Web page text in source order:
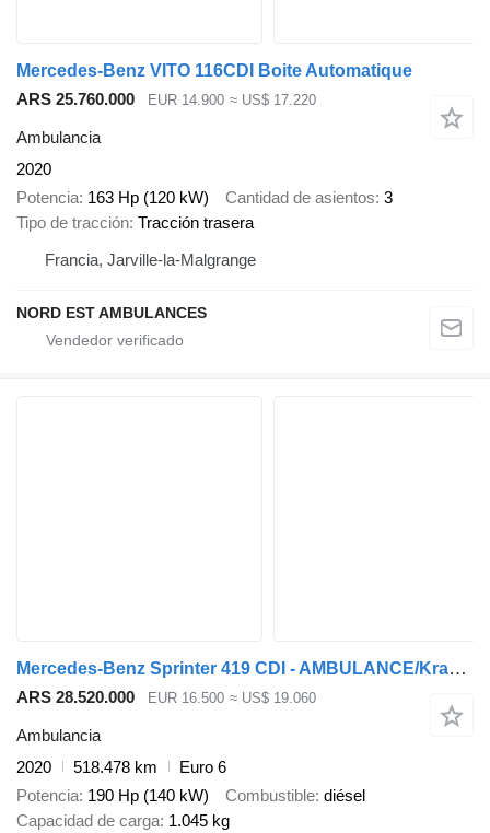
Mercedes-Benz VITO 116CDI Boite Automatique
ARS 25.760.000
EUR 14.900 ≈ US$ 17.220
Ambulancia
2020
Potencia 163 Hp (120 kW) Cantidad de asientos 3
Tipo de tracción Tracción trasera
Francia, Jarville-la-Malgrange
NORD EST AMBULANCES
Mercedes-Benz Sprinter 419 CDI - AMBULANCE/Krankenwagen
ARS 28.520.000 EUR 16.500 ≈ US$ 19.060
Ambulancia
2020
518.478 km
Euro 6
Potencia 190 Hp (140 kW) Combustible diésel
Capacidad de carga 1.045 kg